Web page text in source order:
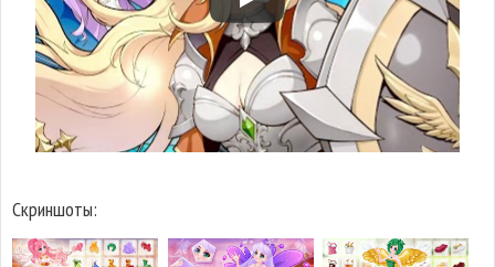
Скриншоты: